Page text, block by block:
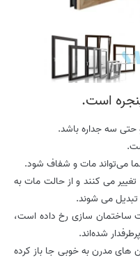
است.
حتی سه جداره باشد.
می‌تواند مات و شفاف شود.
می کنند و از حالت مات به
می شوند.
ساختمان سازی رخ داده است،
شده‌اند.
های مدرن به خوبی جا باز کرده‌